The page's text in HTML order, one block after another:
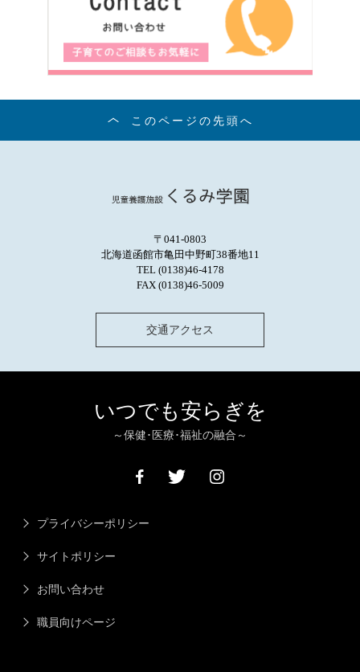
このページの先頭へ
〒041-0803
北海道函館市亀田中野町38番地11
TEL (0138)46-4178
FAX (0138)46-5009
交通アクセス
いつでも安らぎを
～保健･医療･福祉の融合～
プライバシーポリシー
サイトポリシー
お問い合わせ
職員向けページ